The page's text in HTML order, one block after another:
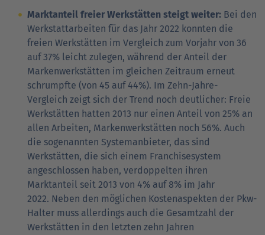
Marktanteil freier Werkstätten steigt weiter: Bei den
Werkstattarbeiten für das Jahr 2022 konnten die
freien Werkstätten im Vergleich zum Vorjahr von 36
auf 37% leicht zulegen, während der Anteil der
Markenwerkstätten im gleichen Zeitraum erneut
schrumpfte (von 45 auf 44%). Im Zehn-Jahre-
Vergleich zeigt sich der Trend noch deutlicher: Freie
Werkstätten hatten 2013 nur einen Anteil von 25% an
allen Arbeiten, Markenwerkstätten noch 56%. Auch
die sogenannten Systemanbieter, das sind
Werkstätten, die sich einem Franchisesystem
angeschlossen haben, verdoppelten ihren
Marktanteil seit 2013 von 4% auf 8% im Jahr
2022. Neben den möglichen Kostenaspekten der Pkw-
Halter muss allerdings auch die Gesamtzahl der
Werkstätten in den letzten zehn Jahren